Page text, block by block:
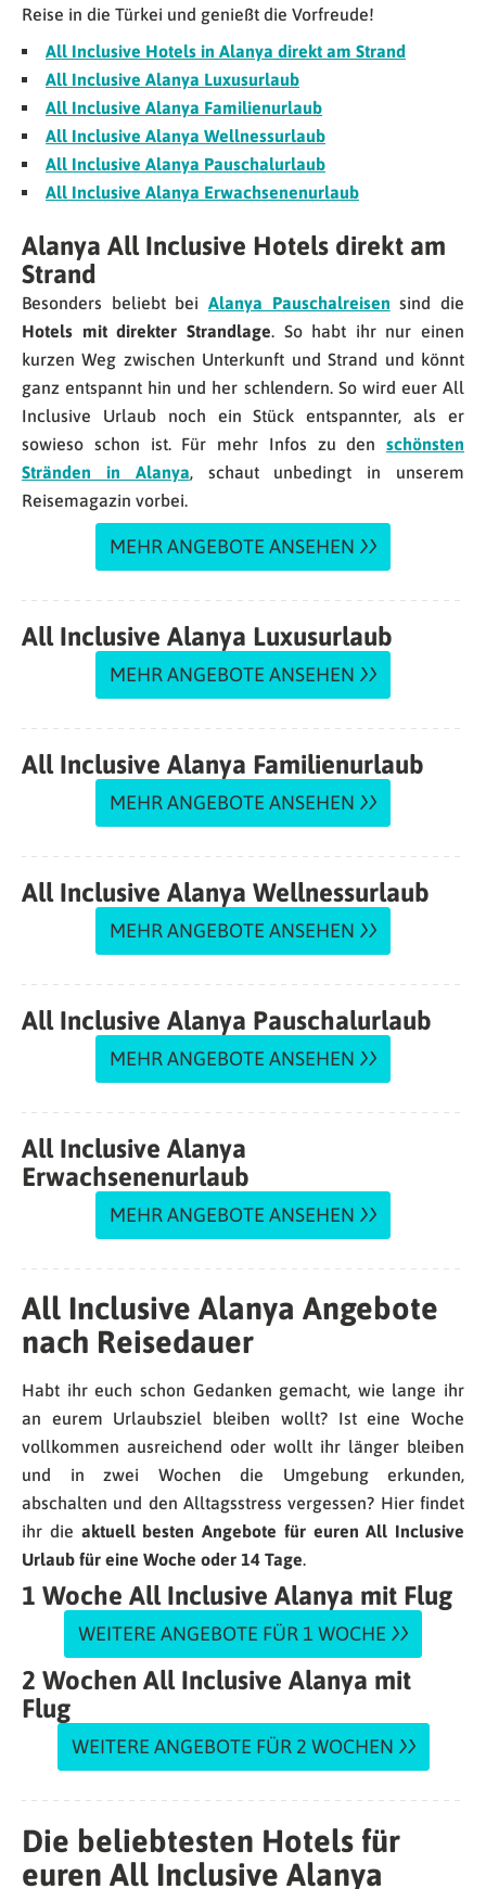
Reise in die Türkei und genießt die Vorfreude!
All Inclusive Hotels in Alanya direkt am Strand
All Inclusive Alanya Luxusurlaub
All Inclusive Alanya Familienurlaub
All Inclusive Alanya Wellnessurlaub
All Inclusive Alanya Pauschalurlaub
All Inclusive Alanya Erwachsenenurlaub
Alanya All Inclusive Hotels direkt am
Strand
Besonders beliebt bei Alanya Pauschalreisen sind die
Hotels mit direkter Strandlage. So habt ihr nur einen
kurzen Weg zwischen Unterkunft und Strand und könnt
ganz entspannt hin und her schlendern. So wird euer All
Inclusive Urlaub noch ein Stück entspannter, als er
sowieso schon ist. Für mehr Infos zu den schönsten
Stränden in Alanya, schaut unbedingt in unserem
Reisemagazin vorbei.
MEHR ANGEBOTE ANSEHEN
All Inclusive Alanya Luxusurlaub
MEHR ANGEBOTE ANSEHEN
All Inclusive Alanya Familienurlaub
MEHR ANGEBOTE ANSEHEN
All Inclusive Alanya Wellnessurlaub
MEHR ANGEBOTE ANSEHEN
All Inclusive Alanya Pauschalurlaub
MEHR ANGEBOTE ANSEHEN
All Inclusive Alanya
Erwachsenenurlaub
MEHR ANGEBOTE ANSEHEN
All Inclusive Alanya Angebote
nach Reisedauer
Habt ihr euch schon Gedanken gemacht, wie lange ihr
an eurem Urlaubsziel bleiben wollt? Ist eine Woche
vollkommen ausreichend oder wollt ihr länger bleiben
und in zwei Wochen die Umgebung erkunden,
abschalten und den Alltagsstress vergessen? Hier findet
ihr die aktuell besten Angebote für euren All Inclusive
Urlaub für eine Woche oder 14 Tage.
1 Woche All Inclusive Alanya mit Flug
WEITERE ANGEBOTE FÜR 1 WOCHE
2 Wochen All Inclusive Alanya mit
Flug
WEITERE ANGEBOTE FÜR 2 WOCHEN
Die beliebtesten Hotels für
euren All Inclusive Alanya